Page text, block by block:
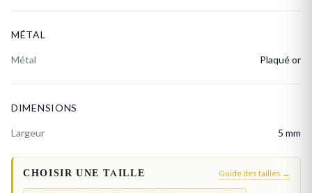
MÉTAL
Métal Plaqué or
DIMENSIONS
Largeur 5 mm
CHOISIR UNE TAILLE Guide des tailles →